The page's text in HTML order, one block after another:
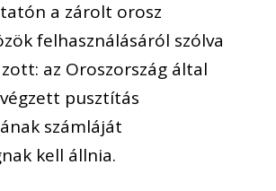
a zárolt orosz
felhasználásáról szólva
az Oroszország által
pusztítás
számláját
kell állnia.